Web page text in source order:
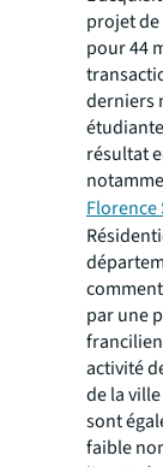
projet
pour 44
derniers
résultat
Florence
par une
activité
de la
sont
faible